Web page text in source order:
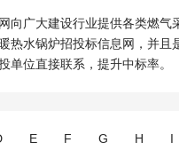
向广大建设行业提供各类燃
热水锅炉招投标信息网，并
单位直接联系，提升中标率。
E F G H I